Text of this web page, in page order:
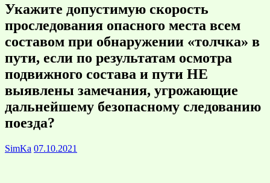
Укажите допустимую скорость
проследования опасного места всем
составом при обнаружении «толчка» в
пути, если по результатам осмотра
подвижного состава и пути НЕ
выявлены замечания, угрожающие
дальнейшему безопасному следованию
поезда?
SimKa 07.10.2021